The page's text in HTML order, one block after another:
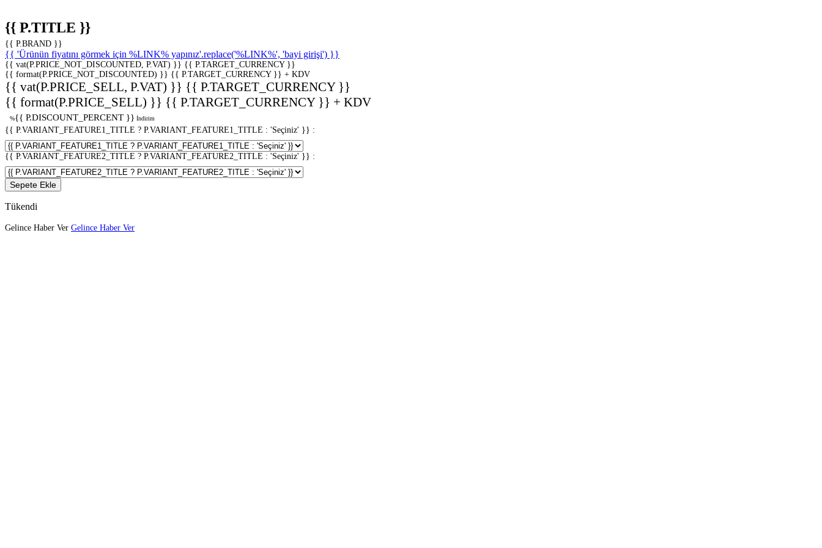
{{ P.TITLE }}
{{ P.BRAND }}
{{ 'Ürünün fiyatını görmek için %LINK% yapınız'.replace('%LINK%', 'bayi girişi') }}
{{ vat(P.PRICE_NOT_DISCOUNTED, P.VAT) }} {{ P.TARGET_CURRENCY }}
{{ format(P.PRICE_NOT_DISCOUNTED) }} {{ P.TARGET_CURRENCY }} + KDV
{{ vat(P.PRICE_SELL, P.VAT) }} {{ P.TARGET_CURRENCY }}
{{ format(P.PRICE_SELL) }} {{ P.TARGET_CURRENCY }} + KDV
%{{ P.DISCOUNT_PERCENT }} İndirim
{{ P.VARIANT_FEATURE1_TITLE ? P.VARIANT_FEATURE1_TITLE : 'Seçiniz' }} :
{{ P.VARIANT_FEATURE2_TITLE ? P.VARIANT_FEATURE2_TITLE : 'Seçiniz' }} :
Sepete Ekle
Tükendi
Gelince Haber Ver Gelince Haber Ver